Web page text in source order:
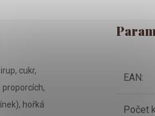
cukr,
hořká
EAN:
Počet